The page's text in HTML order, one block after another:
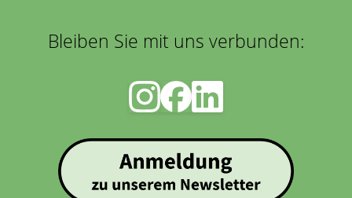
Bleiben Sie mit uns verbunden: